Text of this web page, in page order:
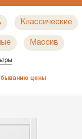
Классические
Массив
убыванию цены